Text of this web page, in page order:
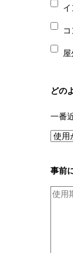
どの
一番
事前